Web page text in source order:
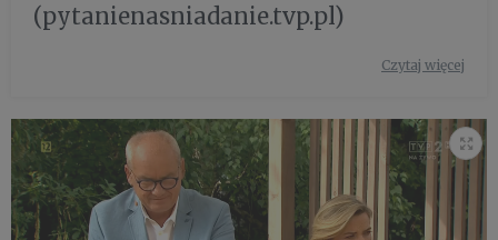
(pytanienasniadanie.tvp.pl)
Czytaj więcej